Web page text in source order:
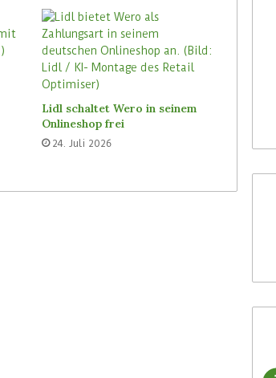
Lidl schaltet Wero in seinem
Onlineshop frei
24. Juli 2026
30. Juli 2026
Waitrose hat digitale Labels
von SoluM mittlerweile in 200
Filialen